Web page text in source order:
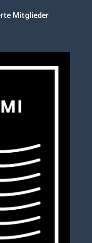
Mitglieder